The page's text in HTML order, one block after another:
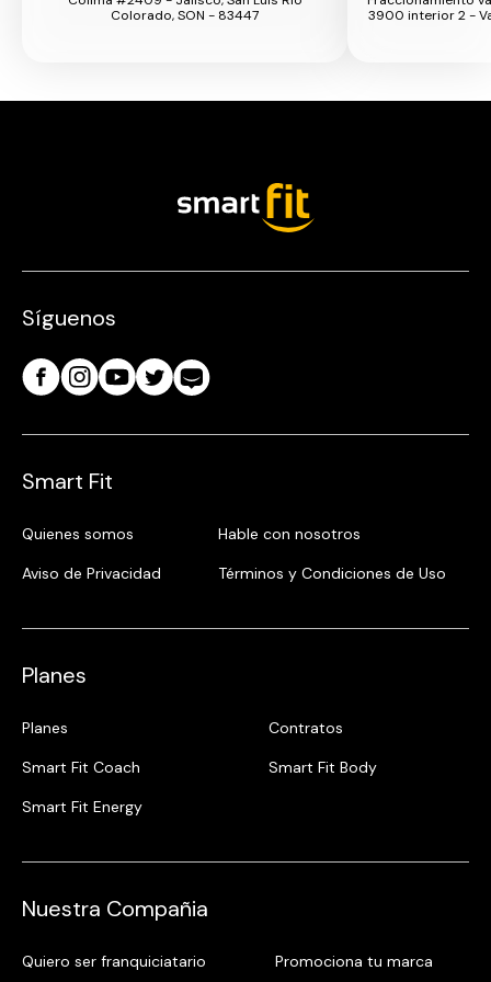
Colorado, SON - 83447
3900 interior 2 -
Síguenos
Smart Fit
Quienes somos
Hable con nosotros
Aviso de Privacidad
Términos y Condiciones de Uso
Planes
Planes
Contratos
Smart Fit Coach
Smart Fit Body
Smart Fit Energy
Nuestra Compañia
Quiero ser franquiciatario Promociona tu marca